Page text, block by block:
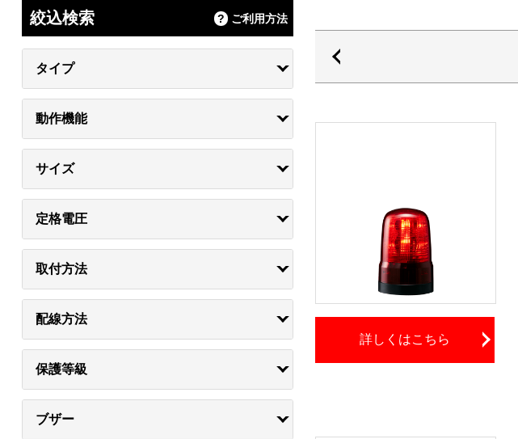
絞込検索 ご利用方法
タイプ
動作機能
サイズ
定格電圧
取付方法
配線方法
保護等級
ブザー
詳しくはこちら